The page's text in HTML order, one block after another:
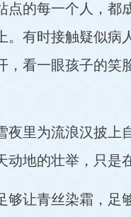
点的每一个人，都
。有时接触疑似病
，看一眼孩子的笑
夜里为流浪汉披上
动地的壮举，只是
够让青丝染霜，足